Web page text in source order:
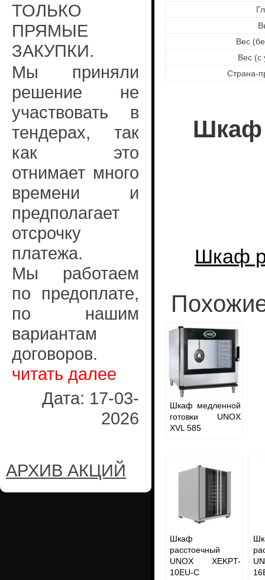
ТОЛЬКО
ПРЯМЫЕ
ЗАКУПКИ.
Мы приняли
решение не
участвовать в
тендерах, так
как это
отнимает много
времени и
предполагает
отсрочку
платежа.
Мы работаем
по предоплате,
по нашим
вариантам
договоров.
читать далее
Дата: 17-03-
2026
АРХИВ АКЦИЙ
Вес
Вес (с
Страна-
Шкаф
Шкаф
Шкаф медленной
готовки UNOX
XVL 585
Шкаф
расстоечный
UNOX XEKPT-
10EU-C